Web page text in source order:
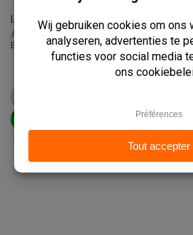
Levertijd: 3 - 7 Werkdagen
Afhalen binnen 2 uur
B: 53 x D: 58 x H: 73.50 cm
42,50
B: 53